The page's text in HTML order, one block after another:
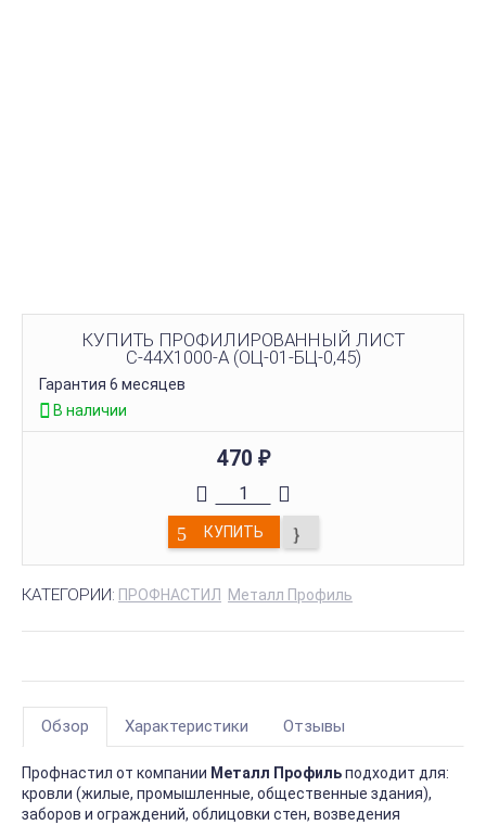
КУПИТЬ ПРОФИЛИРОВАННЫЙ ЛИСТ
С-44Х1000-A (ОЦ-01-БЦ-0,45)
Гарантия 6 месяцев
В наличии
470 ₽
КУПИТЬ
КАТЕГОРИИ: ПРОФНАСТИЛ Металл Профиль
Обзор Характеристики Отзывы
Профнастил от компании Металл Профильподходит для:
кровли (жилые, промышленные, общественные здания),
заборов и ограждений, облицовки стен, возведения